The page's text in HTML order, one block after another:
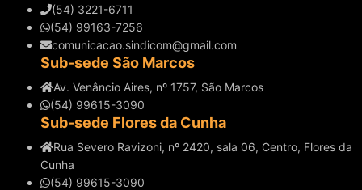
(54) 3221-6711
(54) 99163-7256
comunicacao.sindicom@gmail.com
Sub-sede São Marcos
Av. Venâncio Aires, nº 1757, São Marcos
(54) 99615-3090
Sub-sede Flores da Cunha
Rua Severo Ravizoni, nº 2420, sala 06, Centro, Flores da
Cunha
(54) 99615-3090